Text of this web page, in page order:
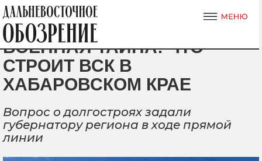
ВОЕННАЯ ТАЙНА: ЧТО
СТРОИТ ВСК В
ХАБАРОВСКОМ КРАЕ
Вопрос о долгостроях задали
губернатору региона в ходе прямой
линии